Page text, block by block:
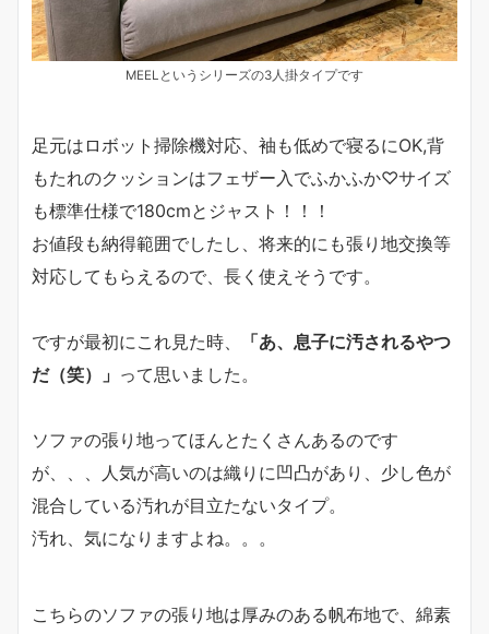
MEELというシリーズの3人掛タイプです
足元はロボット掃除機対応、袖も低めで寝るにOK,背
もたれのクッションはフェザー入でふかふか♡サイズ
も標準仕様で180cmとジャスト！！！
お値段も納得範囲でしたし、将来的にも張り地交換等
対応してもらえるので、長く使えそうです。
ですが最初にこれ見た時、
「あ、息子に汚されるやつ
だ（笑）」 って思いました。
ソファの張り地ってほんとたくさんあるのです
が、、、人気が高いのは織りに凹凸があり、少し色が
混合している汚れが目立たないタイプ。
汚れ、気になりますよね。。。
こちらのソファの張り地は厚みのある帆布地で、綿素